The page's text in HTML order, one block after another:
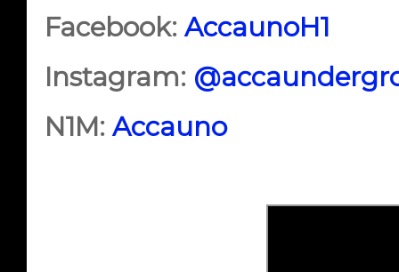
Facebook: AccaunoH1
Instagram:
N1M: Accauno